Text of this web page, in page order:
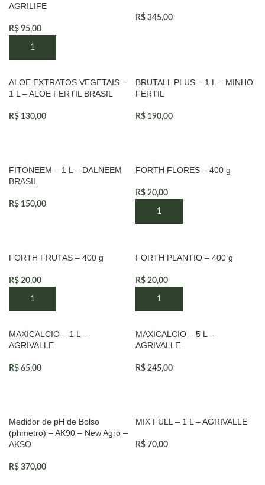
AGRILIFE
R$ 95,00
R$ 345,00
VENDIDOS
ALOE EXTRATOS VEGETAIS –
1 L – ALOE FERTIL BRASIL
R$ 130,00
VENDIDOS
BRUTALL PLUS – 1 L – MINHO
FERTIL
R$ 190,00
VENDIDOS
FITONEEM – 1 L – DALNEEM
BRASIL
R$ 150,00
FORTH FLORES – 400 g
R$ 20,00
FORTH FRUTAS – 400 g
R$ 20,00
FORTH PLANTIO – 400 g
R$ 20,00
MAXICALCIO – 1 L –
AGRIVALLE
R$ 65,00
VENDIDOS
MAXICALCIO – 5 L –
AGRIVALLE
R$ 245,00
Medidor de pH de Bolso
(phmetro) – AK90 – New Agro –
AKSO
R$ 370,00
MIX FULL – 1 L – AGRIVALLE
R$ 70,00